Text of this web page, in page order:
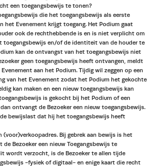
een toegangsbewijs te tonen?
die het toegangsbewijs als eerste
het Evenement krijgt toegang. Het Podium gaat
ook de rechthebbende is en is niet verplicht om
toegangsbewijs en/of de identiteit van de houder te
kan de ontvangst van het toegangsbewijs niet
geen toegangsbewijs heeft ontvangen, meldt
aan het Podium. Tijdig wil zeggen op een
van het Evenement zodat het Podium het gekochte
kan maken en een nieuw toegangsbewijs kan
is gekocht bij het Podium of een
ontvangt de Bezoeker een nieuw toegangsbewijs.
de bewijslast dat hij het toegangsbewijs heeft
(voor)verkoopadres. Bij gebrek aan bewijs is het
Bezoeker een nieuw Toegangsbewijs te
wordt verzocht, is de Bezoeker te allen tijde
-fysiek of digitaal- en enige kaart die recht